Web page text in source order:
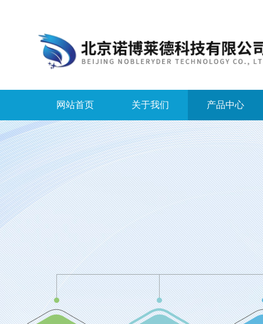
网站首页 关于我们 产品中心